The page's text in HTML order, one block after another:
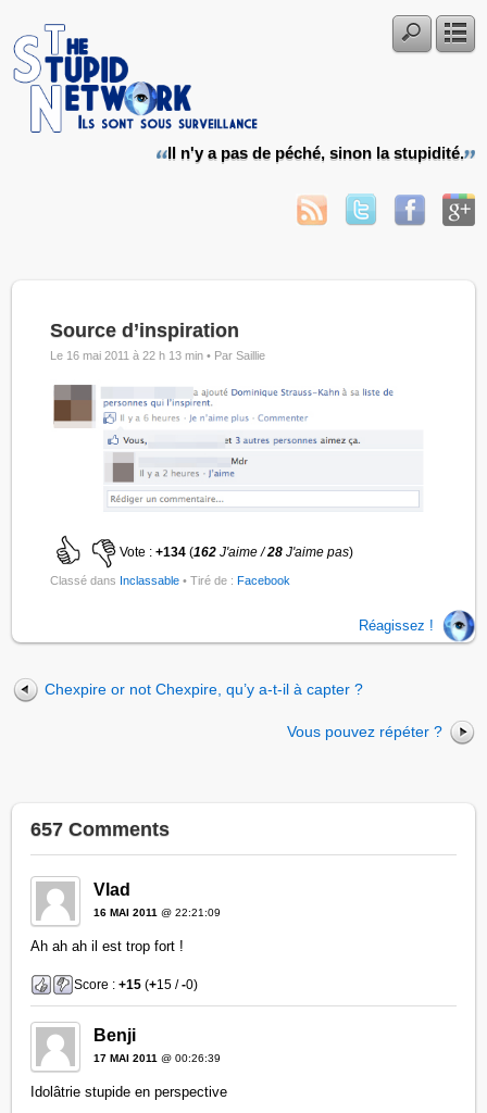
Il n'y a pas de péché, sinon la stupidité.
Source d’inspiration
Le 16 mai 2011 à 22 h 13 min • Par Saillie
Vote :+134 (162J'aime /28 J'aime pas)
Classé dans Inclassable • Tiré de :Facebook
Réagissez !
Chexpire or not Chexpire, qu’y a-t-il à capter ?
Vous pouvez répéter ?
657 Comments
Vlad
16 MAI 2011 @ 22:21:09
Ah ah ah il est trop fort !
Score :+15 (+15 /-0)
Benji
17 MAI 2011 @ 00:26:39
Idolâtrie stupide en perspective